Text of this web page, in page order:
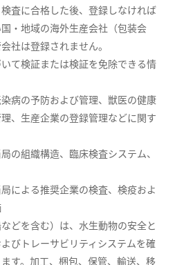
査に合格した後、登録しなければ
・地域の海外生産会社（包装会
社は登録されません。
て検証または検証を免除できる情
病の予防および管理、獣医の健康
、生産企業の登録管理などに関す
の組織構造、臨床検査システム、
による推奨企業の検査、検疫およ
どを含む）は、水生動物の安全と
びトレーサビリティシステムを確
す。加工、梱包、保管、輸送、移